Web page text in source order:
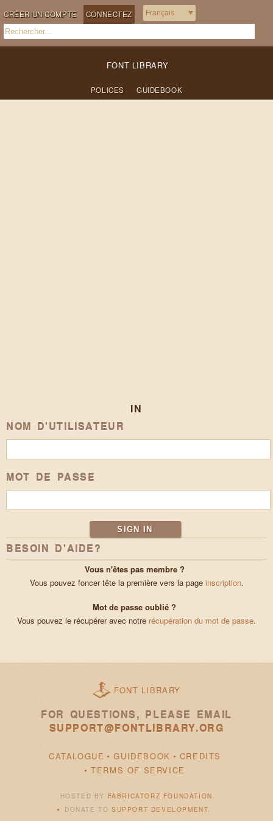
CRÉER UN COMPTE CONNECTEZ
FONT LIBRARY
POLICES GUIDEBOOK
IN
NOM D'UTILISATEUR
MOT DE PASSE
BESOIN D'AIDE?
Vous n'êtes pas membre ?
Vous pouvez foncer tête la première vers la page inscription.
Mot de passe oublié ?
Vous pouvez le récupérer avec notre récupération du mot de passe.
FONT LIBRARY
FOR QUESTIONS, PLEASE EMAIL
SUPPORT@FONTLIBRARY.ORG
CATALOGUE GUIDEBOOK
CREDITS
TERMS OF SERVICE
HOSTED BY FABRICATORZ FOUNDATION .
DONATE TO SUPPORT DEVELOPMENT.